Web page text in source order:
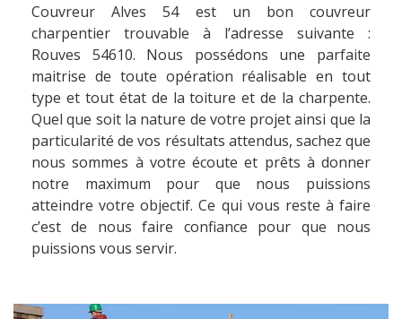
Couvreur Alves 54 est un bon couvreur
charpentier trouvable à l’adresse suivante :
Rouves 54610. Nous possédons une parfaite
maitrise de toute opération réalisable en tout
type et tout état de la toiture et de la charpente.
Quel que soit la nature de votre projet ainsi que la
particularité de vos résultats attendus, sachez que
nous sommes à votre écoute et prêts à donner
notre maximum pour que nous puissions
atteindre votre objectif. Ce qui vous reste à faire
c’est de nous faire confiance pour que nous
puissions vous servir.